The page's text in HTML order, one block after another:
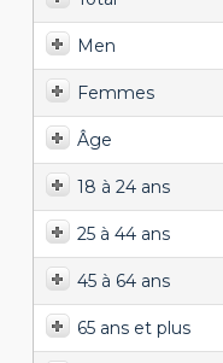
Men
Femmes
Âge
18 à 24 ans
25 à 44 ans
45 à 64 ans
65 ans et plus